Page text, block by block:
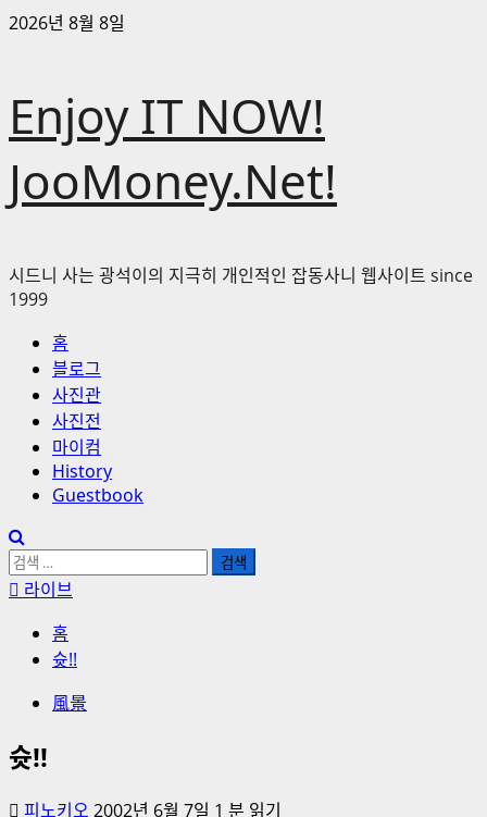
콘
로
바
기
2026년 8월 8일
Enjoy IT NOW!
JooMoney.Net!
시드니 사는 광석이의 지극히 개인적인 잡동사니 웹사이트 since
1999
홈
블로그
사진관
사진전
마이컴
History
Guestbook
검
색:라이브
홈
슛!!
風景
슛!!
피노키오 2002년 6월 7일 1 분 읽기